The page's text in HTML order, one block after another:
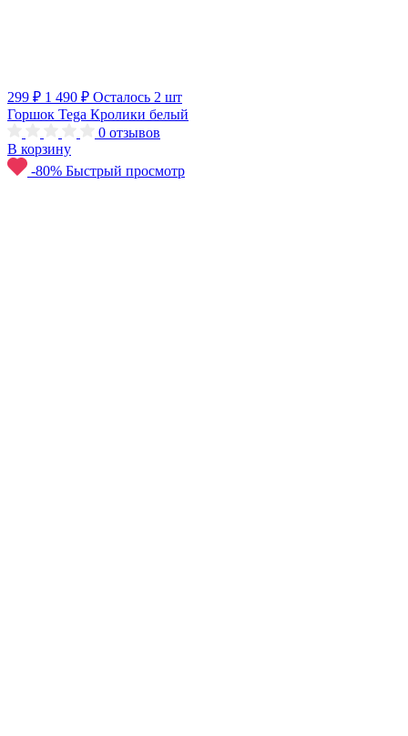
299 ₽ 1 490 ₽ Осталось 2 шт
Горшок Tega Кролики белый
0 отзывов
В корзину
-80% Быстрый просмотр